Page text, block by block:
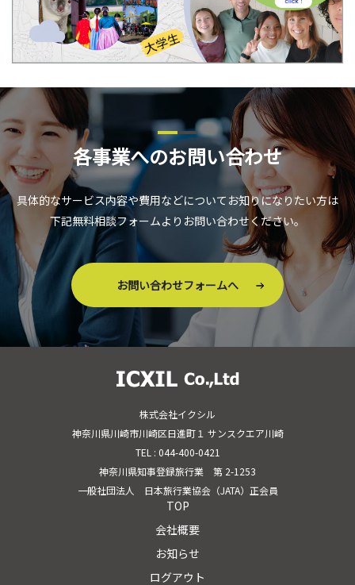
各事業へのお問い合わせ
具体的なサービス内容や費用などについてお知りになりたい方は
下記無料相談フォームよりお問い合わせください。
お問い合わせフォームへ
株式会社イクシル
神奈川県川崎市川崎区日進町１ サンスクエア川崎
TEL : 044-400-0421
神奈川県知事登録旅行業 第 2-1253
一般社団法人 日本旅行業協会（JATA）正会員
TOP
会社概要
お知らせ
ログアウト